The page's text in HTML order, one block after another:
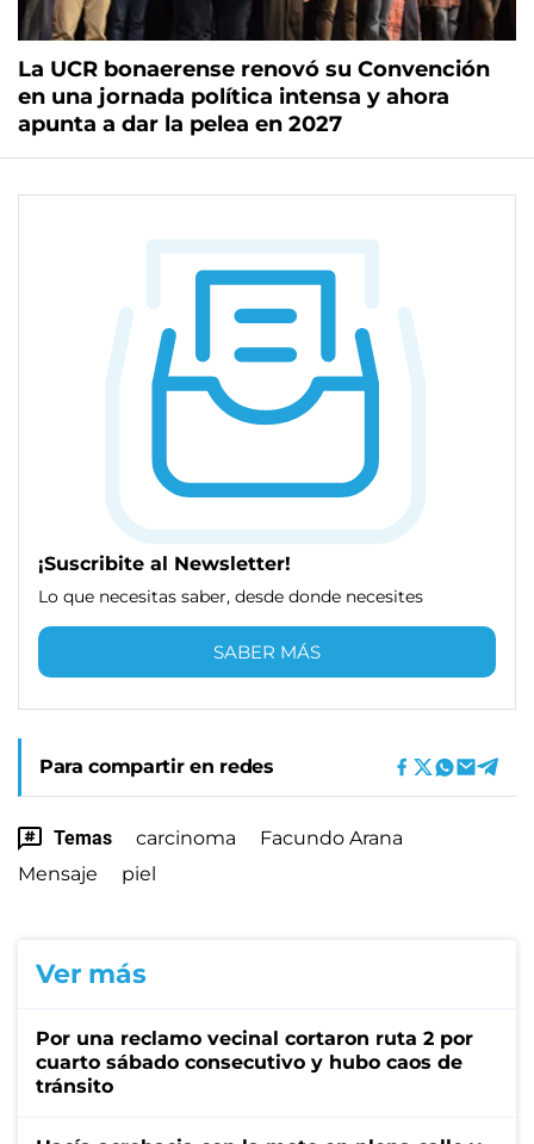
La UCR bonaerense renovó su Convención
en una jornada política intensa y ahora
apunta a dar la pelea en 2027
¡Suscribite al Newsletter!
Lo que necesitas saber, desde donde necesites
SABER MÁS
Para compartir en redes
Temas carcinoma
Facundo Arana
Mensaje
piel
Ver más
Por una reclamo vecinal cortaron ruta 2 por
cuarto sábado consecutivo y hubo caos de
tránsito